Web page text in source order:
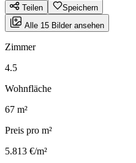
Teilen
Speichern
Alle 15 Bilder ansehen
Zimmer
4.5
Wohnfläche
67 m²
Preis pro m²
5.813 €/m²